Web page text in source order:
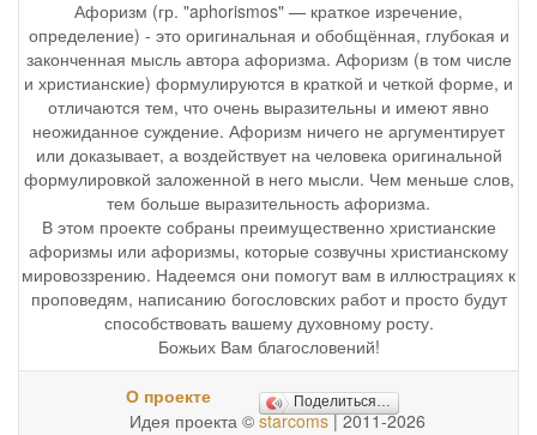
Афоризм (гр. "aphorismos" — краткое изречение,
определение) - это оригинальная и обобщённая, глубокая и
законченная мысль автора афоризма. Афоризм (в том числе
и христианские) формулируются в краткой и четкой форме, и
отличаются тем, что очень выразительны и имеют явно
неожиданное суждение. Афоризм ничего не аргументирует
или доказывает, а воздействует на человека оригинальной
формулировкой заложенной в него мысли. Чем меньше слов,
тем больше выразительность афоризма.
В этом проекте собраны преимущественно христианские
афоризмы или афоризмы, которые созвучны христианскому
мировоззрению. Надеемся они помогут вам в иллюстрациях к
проповедям, написанию богословских работ и просто будут
способствовать вашему духовному росту.
Божьих Вам благословений!
О проекте Поделиться…
Идея проекта © starcoms| 2011-2026